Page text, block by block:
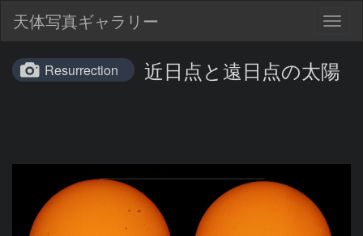
天体写真ギャラリー
Resurrection 近日点と遠日点の太陽